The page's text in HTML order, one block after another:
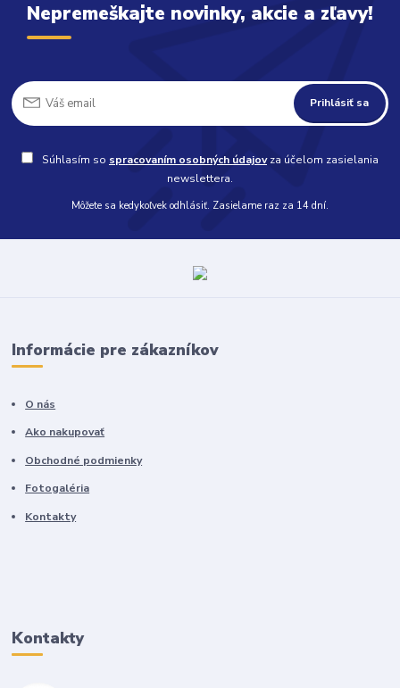
Nepremeškajte novinky, akcie a zľavy!
Prihlásiť sa
Súhlasím so spracovaním osobných údajovza účelom zasielania
newslettera.
Môžete sa kedykoľvek odhlásiť. Zasielame raz za 14 dní.
Informácie pre zákazníkov
O nás
Ako nakupovať
Obchodné podmienky
Fotogaléria
Kontakty
Kontakty